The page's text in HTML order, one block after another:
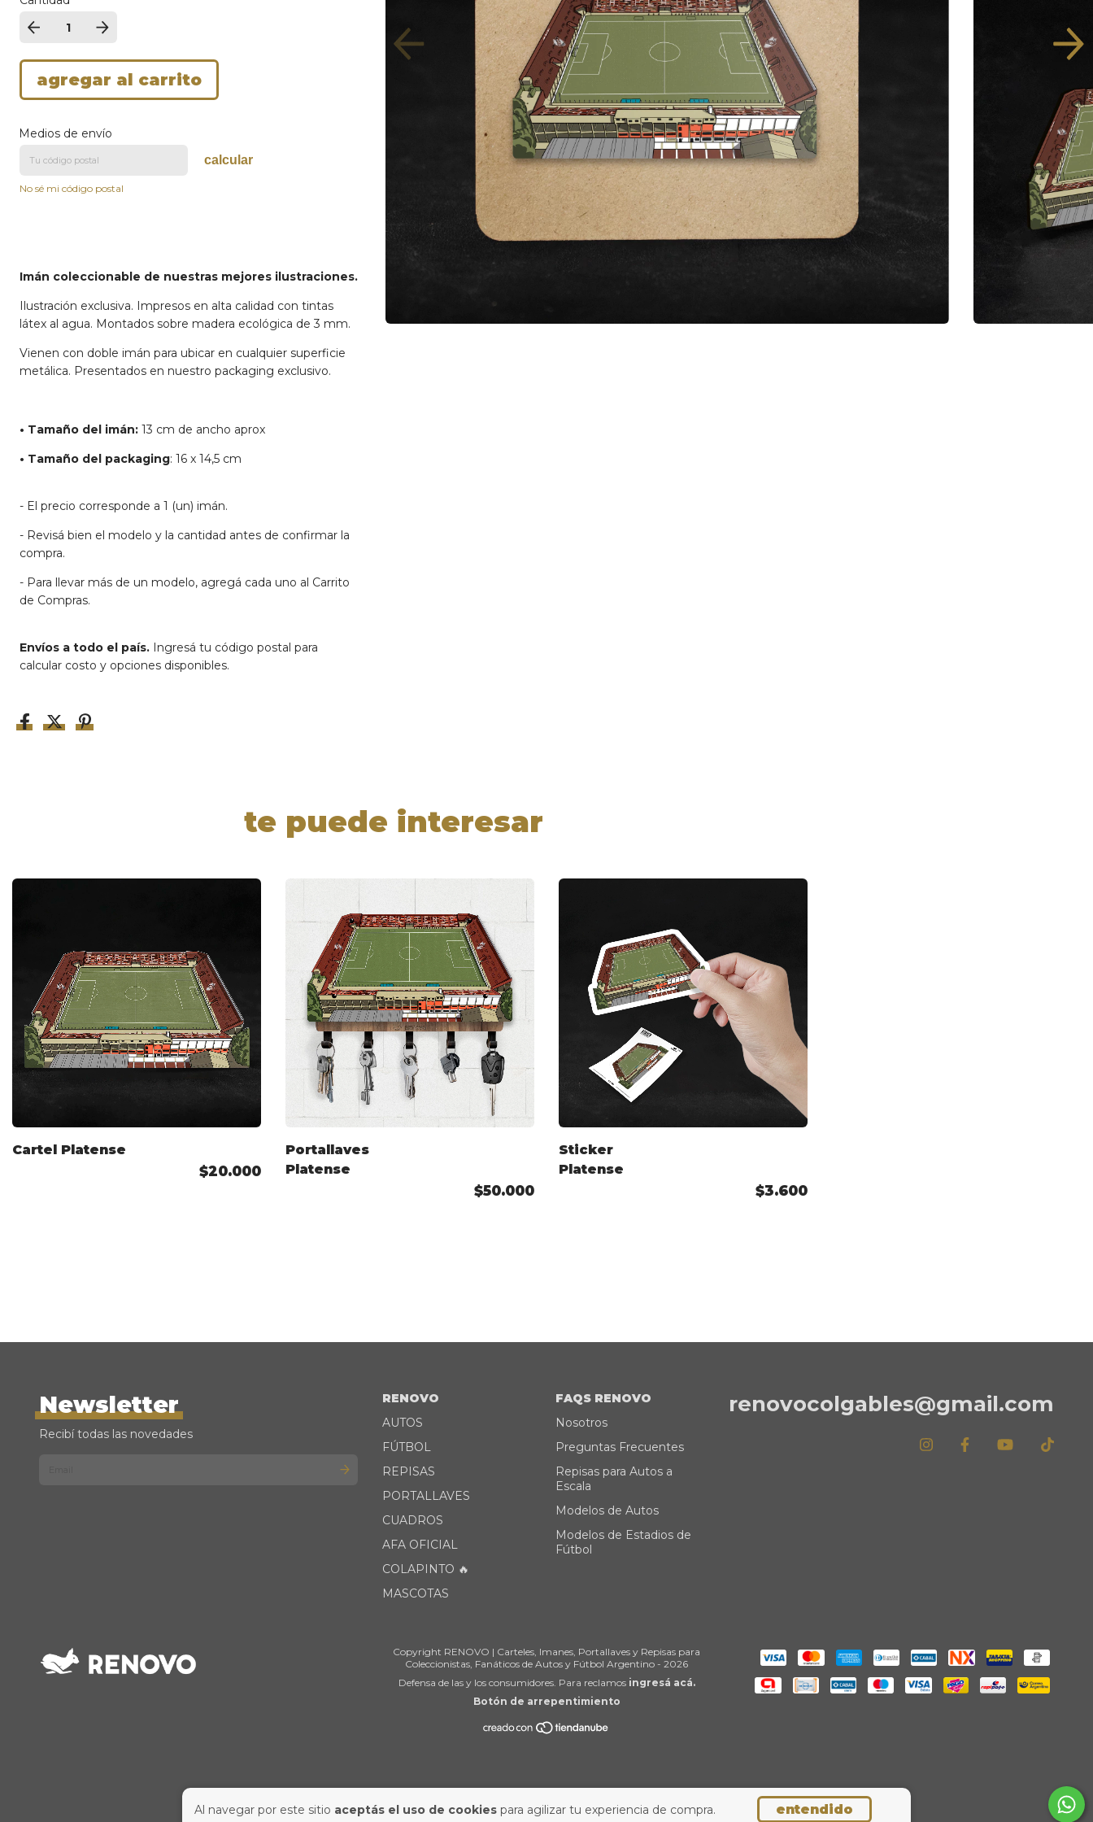
Al navegar por este sitio aceptás el uso de cookies para agilizar tu experiencia de compra. entendido
Medios de envío
calcular
No sé mi código postal
Imán coleccionable de nuestras mejores ilustraciones.
Ilustración exclusiva. Impresos en alta calidad con tintas
látex al agua. Montados sobre madera ecológica de 3 mm.
Vienen con doble imán para ubicar en cualquier superficie
metálica. Presentados en nuestro packaging exclusivo.
• Tamaño del imán: 13 cm de ancho aprox
• Tamaño del packaging: 16 x 14,5 cm
- El precio corresponde a 1 (un) imán.
- Revisá bien el modelo y la cantidad antes de confirmar la
compra.
- Para llevar más de un modelo, agregá cada uno al Carrito
de Compras.
Envíos a todo el país. Ingresá tu código postal para
calcular costo y opciones disponibles.
te puede interesar
Cartel Platense
$20.000
Portallaves
Platense
$50.000
Sticker
Platense
$3.600
Newsletter
Recibí todas las novedades
RENOVO
AUTOS
FÚTBOL
REPISAS
PORTALLAVES
CUADROS
AFA OFICIAL
COLAPINTO 🔥
MASCOTAS
FAQS RENOVO
Nosotros
Preguntas Frecuentes
Repisas para Autos a
Escala
Modelos de Autos
Modelos de Estadios de
Fútbol
renovocolgables@gmail.com
Copyright RENOVO | Carteles, Imanes, Portallaves y Repisas para
Coleccionistas, Fanáticos de Autos y Fútbol Argentino - 2026
Defensa de las y los consumidores. Para reclamos ingresá acá.
Botón de arrepentimiento